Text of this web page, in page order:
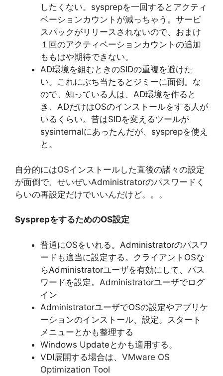
したくない。sysprepを一回するとアクティ
ベーションカウントが減っちゃう。サービ
スパックがリリースされないので、おまけ
１回のアクティベーションカウントの追加
ももはや期待できない。
AD環境を組むときのSIDの重複を避けた
い。これにぶち当たるとジミーに面倒。な
ので、知っている人は、AD環境を作ると
き、ADだけはOSのインストールをする人が
いるくらい。昔はSIDを変えるツールが
sysinternalにあったんだが、sysprepを使え
と。
自分的にはOSインストールした直後の諸々の設定
が面倒で、せいぜいAdministratorのパスワードく
らいの再設定だけでいいんだけど。。。
SysprepをするためのOS設定
普通にOSをいれる。Administratorのパスワ
ードも適当に設定する。クライアントOSな
らAdministratorユーザを有効にして、パス
ワードを設定。Administratorユーザでログ
イン
AdministratorユーザでOSの設定やアプリケ
ーションのインストール、設定。スタート
メニューとかも整理する
Windows Updateとかも適用する。
VDI展開する場合は、VMware OS
Optimization Tool